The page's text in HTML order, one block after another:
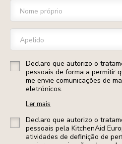
Nome próprio
Apelido
Declaro que autorizo o
pessoais de forma a permitir
me envie comunicações de
eletrónicos.
Ler mais
Declaro que autorizo o
pessoais pela KitchenAid
atividades de definição de